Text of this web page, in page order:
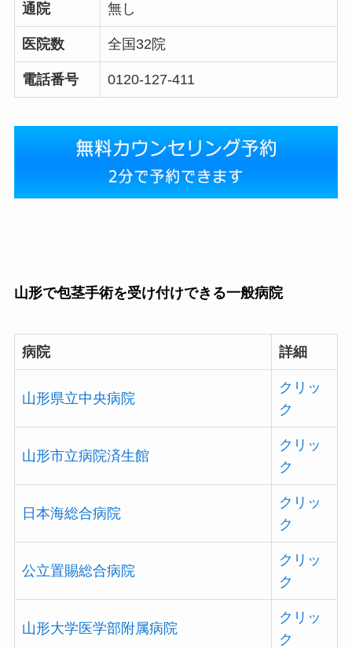
通院 無し
医院数 全国32院
電話番号 0120-127-411
山形で包茎手術を受け付けできる一般病院
病院 詳細
山形県立中央病院
クリッ
ク
山形市立病院済生館
クリッ
ク
日本海総合病院
クリッ
ク
公立置賜総合病院
クリッ
ク
山形大学医学部附属病院
クリッ
ク